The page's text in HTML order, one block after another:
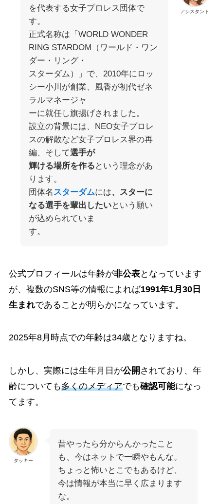
アシスタント
を代表する女子プロレス団体で
す。
正式名称は「WORLD WONDER
RING STARDOM（ワールド・ワン
ダー・リング・
スターダム）」で、2010年にロッ
シー小川が創業、風香が初代ゼネ
ラルマネージャ
ーに就任し旗揚げされました 。
設立の背景には、NEO女子プロレ
スの解散など女子プロレス界の再
編、そして選手が
輝ける場所を作る という理念があ
ります。
団体名 スターダムには、スターに
なる選手を輩出したいという願い
が込められていま
す。
公式プロフィールは年齢が非公表となっています
が、複数のSNS等の情報によれば1991年1月30日
生まれであることが明らかになっています。
2025年8月時点での年齢は34歳となりますね。
しかし、実際には生年月日が公開 されており、年
齢についても多くのメディアでも確認可能になっ
てます。
タッキー
昔やったら分からんかったこと
も、今はネットで一瞬やもんな。
ちょっと怖いとこでもあるけど、
今は情報が本当に早く広まります
な。